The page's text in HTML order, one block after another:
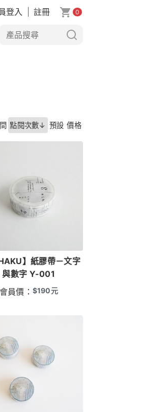
登入 註冊 0
點閱次數↓ 預設 價格
】紙膠帶－文字
與數字 Y-001
會員價： $190元